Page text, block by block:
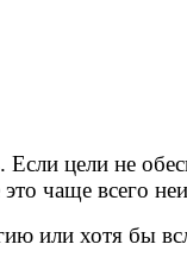
Если цели не
чаще всего
или хотя бы